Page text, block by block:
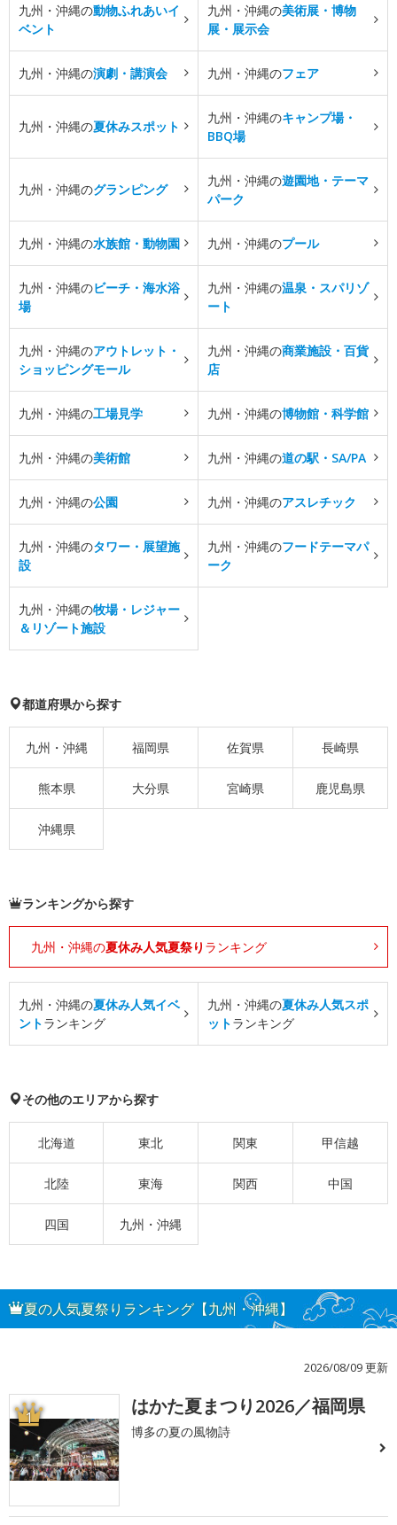
九州・沖縄の動物ふれあいイ
ベント
九州・沖縄の美術展・博物
展・展示会
九州・沖縄の演劇・講演会 九州・沖縄のフェア
九州・沖縄の夏休みスポット
九州・沖縄のキャンプ場・
BBQ場
九州・沖縄のグランピング
九州・沖縄の遊園地・テーマ
パーク
九州・沖縄の水族館・動物園 九州・沖縄のプール
九州・沖縄のビーチ・海水浴
場
九州・沖縄の温泉・スパリゾ
ート
九州・沖縄のアウトレット・
ショッピングモール
九州・沖縄の商業施設・百貨
店
九州・沖縄の工場見学 九州・沖縄の博物館・科学館
九州・沖縄の美術館 九州・沖縄の道の駅・SA/PA
九州・沖縄の公園 九州・沖縄のアスレチック
九州・沖縄のタワー・展望施
設
九州・沖縄のフードテーマパ
ーク
九州・沖縄の牧場・レジャー
＆リゾート施設
都道府県から探す
九州・沖縄 福岡県 佐賀県 長崎県
熊本県 大分県 宮崎県 鹿児島県
沖縄県
ランキングから探す
九州・沖縄の夏休み人気夏祭り ランキング
九州・沖縄の夏休み人気イベ
ントランキング
九州・沖縄の夏休み人気スポ
ットランキング
その他のエリアから探す
北海道 東北 関東 甲信越
北陸 東海 関西 中国
四国 九州・沖縄
夏の人気夏祭りランキング【九州・沖縄】
2026/08/09 更新
1 はかた夏まつり2026／福岡県
博多の夏の風物詩